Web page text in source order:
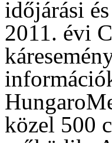
időjárási
2011. évi
közel 500